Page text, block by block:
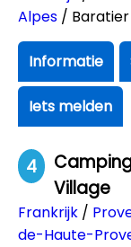
Alpes / Baratier
Informatie
Iets melden
4
Village
Frankrijk /
de-Haute-